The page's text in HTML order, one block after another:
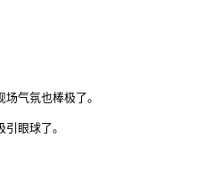
气氛也棒极了。
眼球了。